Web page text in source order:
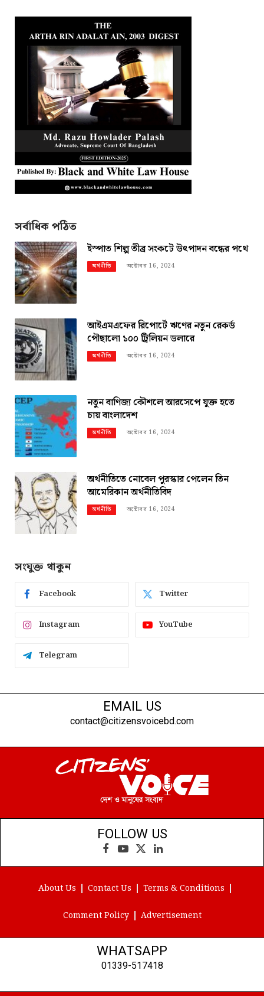
সর্বাধিক পঠিত
ইস্পাত শিল্প তীব্র সংকটে উৎপাদন বন্ধের পথে
অর্থনীতি অক্টোবর 16, 2024
আইএমএফের রিপোর্টে ঋণের নতুন রেকর্ড
পৌছালো ১০০ ট্রিলিয়ন ডলারে
অর্থনীতি অক্টোবর 16, 2024
নতুন বাণিজ্য কৌশলে আরসেপে যুক্ত হতে
চায় বাংলাদেশ
অর্থনীতি অক্টোবর 16, 2024
অর্থনীতিতে নোবেল পুরস্কার পেলেন তিন
আমেরিকান অর্থনীতিবিদ
অর্থনীতি অক্টোবর 16, 2024
সংযুক্ত থাকুন
Facebook Twitter
Instagram YouTube
Telegram
EMAIL US
contact@citizensvoicebd.com
FOLLOW US
Facebook
YouTube
X
(Twitter)
LinkedIn
About Us Contact Us Terms & Conditions
Comment Policy Advertisement
WHATSAPP
01339-517418